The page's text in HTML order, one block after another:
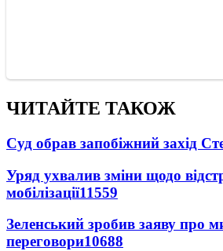
ЧИТАЙТЕ ТАКОЖ
Суд обрав запобіжний захід
Уряд ухвалив зміни щодо
мобілізації11559
Зеленський зробив заяву про
переговори10688